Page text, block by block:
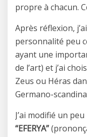
propre à chacun.
Après réflexion,
personnalité peu
ayant une
de l’art) et j’ai
Zeus ou Héras
Germano-
J’ai modifié un
“EFERYA”